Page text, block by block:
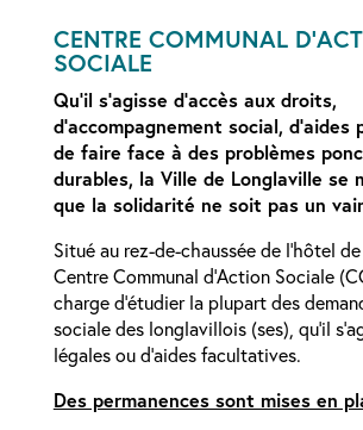
CENTRE COMMUNAL
SOCIALE
Qu’il s’agisse d’accès aux droits,
d’accompagnement social,
de faire face à des problèmes
durables, la Ville de Longlaville se
que la solidarité ne soit pas un
Situé au rez-de-chaussée de l’hôtel
Centre Communal d’Action Sociale
charge d’étudier la plupart des
sociale des longlavillois (ses), qu’il
légales ou d’aides facultatives.
Des permanences sont mises en